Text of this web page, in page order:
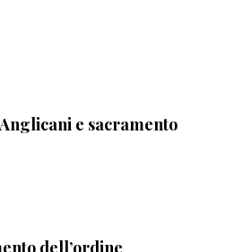
e sacramento
dell’ordine